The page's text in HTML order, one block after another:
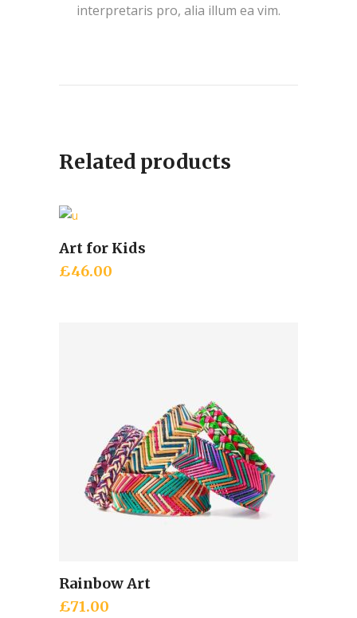
interpretaris pro, alia illum ea vim.
Related products
Art for Kids
£46.00
Rainbow Art
£71.00